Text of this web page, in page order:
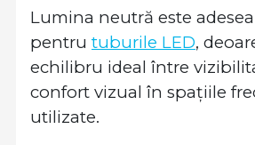
Lumina neutră este
pentru tuburile LED,
echilibru ideal între
confort vizual în spațiile
utilizate.